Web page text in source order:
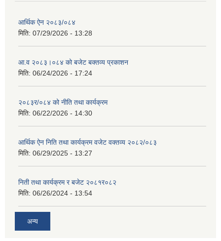
आर्थिक ऐन २०८३/०८४
मिति: 07/29/2026 - 13:28
आ.व २०८३।०८४ को बजेट बक्तव्य प्रकाशन
मिति: 06/24/2026 - 17:24
२०८३र/०८४ को नीति तथा कार्यक्रम
मिति: 06/22/2026 - 14:30
आर्थिक ऐन निति तथा कार्यक्रम वजेट वक्तव्य २०८२/०८३
मिति: 06/29/2025 - 13:27
निती तथा कार्यक्रम र बजेट २०८१र०८२
मिति: 06/26/2024 - 13:54
अन्य